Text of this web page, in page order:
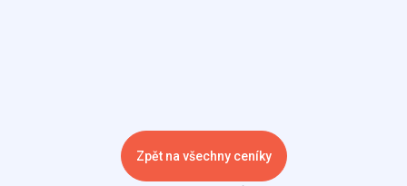
Zpět na všechny ceníky